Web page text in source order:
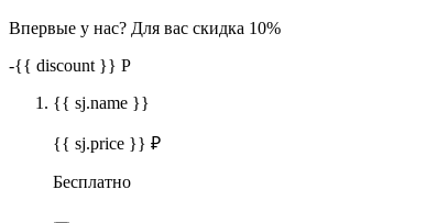
Впервые у нас? Для вас скидка 10%
-{{ discount }} Р
{{ sj.name }}
{{ sj.price }} ₽
Бесплатно